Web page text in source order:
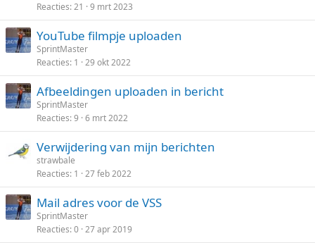
Reacties 21 9 mrt 2023
YouTube filmpje uploaden
SprintMaster
Reacties 1 29 okt 2022
Afbeeldingen uploaden in bericht
SprintMaster
Reacties 9 6 mrt 2022
Verwijdering van mijn berichten
strawbale
Reacties 1 27 feb 2022
Mail adres voor de VSS
SprintMaster
Reacties 0 27 apr 2019